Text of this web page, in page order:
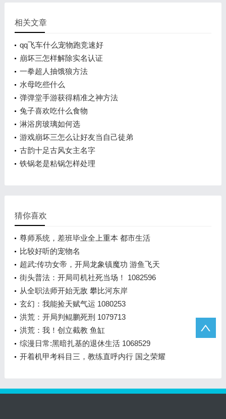
相关文章
qq飞车什么宠物跑竞速好
崩坏三怎样解除实名认证
一拳超人抽饿狼方法
水母吃些什么
弹弹堂手游获得精准之神方法
兔子喜欢吃什么食物
淋浴房玻璃如何选
游戏崩坏三怎么让好友当自己徒弟
古韵十足古风女主名字
铁锅老是粘锅怎样处理
猜你喜欢
尊师系统，差班毕业全上重本 都市生活
比较好听的宠物名
超武:传功女帝，开局龙象镇魔功 游鱼飞天
街头普法：开局司机社死当场！ 1082596
从全职法师开始无敌 攀比河东岸
玄幻：我能捡天赋气运 1080253
洪荒：开局判鲲鹏死刑 1079713
洪荒：我！创立截教 鱼缸
综漫日常:黑暗扎基的退休生活 1068529
开着机甲考科目三，教练直呼内行 国之荣耀